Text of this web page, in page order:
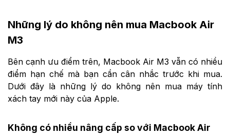
Những lý do không nên mua Macbook Air
M3
Bên cạnh ưu điểm trên, Macbook Air M3 vẫn có nhiều
điểm hạn chế mà bạn cần cân nhắc trước khi mua.
Dưới đây là những lý do không nên mua máy tính
xách tay mới này của Apple.
Không có nhiều nâng cấp so với Macbook Air